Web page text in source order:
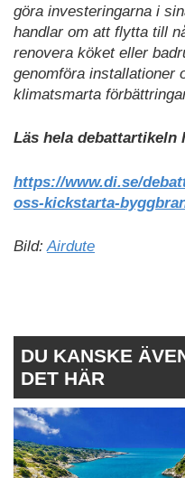
göra investeringarna i
handlar om att flytta till
renovera köket eller
genomföra installationer
klimatsmarta
Läs hela debattartikeln
https://www.di.se/
oss-kickstarta-
Bild:Airdute
DU KANSKE
DET HÄR